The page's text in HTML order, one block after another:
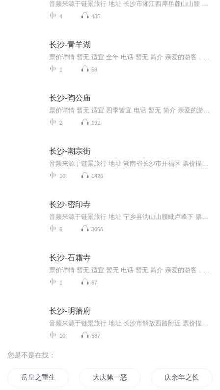
4 435
长沙-青羊湖
1 58
长沙-陶公庙
2 192
长沙-潮宗街
10 1426
长沙-密印寺
6 3056
长沙-石霜寺
1 67
长沙-明藩府
10 587
您是不是在找：
岳皇之重生岳王 大庆第一恶 庆余年之长歌行